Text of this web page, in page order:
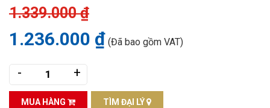
1.339.000 ₫
1.236.000 ₫ (Đã bao gồm VAT)
- +
MUA HÀNG TÌM ĐẠI LÝ